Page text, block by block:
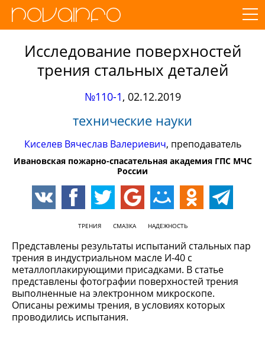
Исследование поверхностей
трения стальных деталей
№110-1, 02.12.2019
технические науки
Киселев Вячеслав Валериевич, преподаватель
Ивановская пожарно-спасательная академия ГПС МЧС
России
ТРЕНИЯ СМАЗКА НАДЕЖНОСТЬ
Представлены результаты испытаний стальных пар
трения в индустриальном масле И-40 с
металлоплакирующими присадками. В статье
представлены фотографии поверхностей трения
выполненные на электронном микроскопе.
Описаны режимы трения, в условиях которых
проводились испытания.